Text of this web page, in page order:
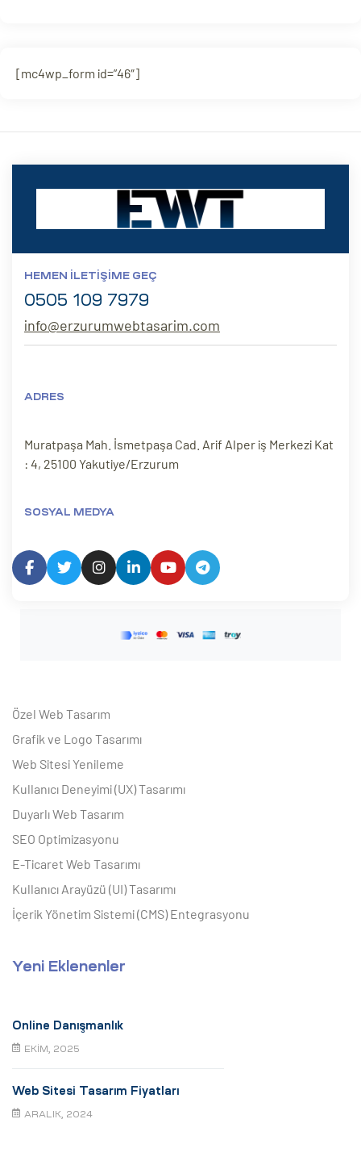
[mc4wp_form id=”46″]
HEMEN İLETIŞIME GEÇ
0505 109 7979
info@erzurumwebtasarim.com
ADRES
Muratpaşa Mah. İsmetpaşa Cad. Arif Alper iş Merkezi Kat
: 4, 25100 Yakutiye/Erzurum
SOSYAL MEDYA
Özel Web Tasarım
Grafik ve Logo Tasarımı
Web Sitesi Yenileme
Kullanıcı Deneyimi (UX) Tasarımı
Duyarlı Web Tasarım
SEO Optimizasyonu
E-Ticaret Web Tasarımı
Kullanıcı Arayüzü (UI) Tasarımı
İçerik Yönetim Sistemi (CMS) Entegrasyonu
Yeni Eklenenler
Online Danışmanlık
EKIM, 2025
Web Sitesi Tasarım Fiyatları
ARALIK, 2024